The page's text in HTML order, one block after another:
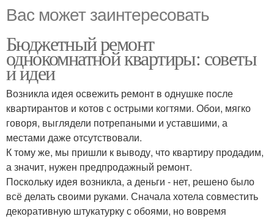
Вас может заинтересовать
Бюджетный ремонт
однокомнатной квартиры: советы
и идеи
Возникла идея освежить ремонт в однушке после
квартирантов и котов с острыми когтями. Обои, мягко
говоря, выглядели потрепаными и уставшими, а
местами даже отсутствовали.
К тому же, мы пришли к выводу, что квартиру продадим,
а значит, нужен предпродажный ремонт.
Поскольку идея возникла, а деньги - нет, решено было
всё делать своими руками. Сначала хотела совместить
декоративную штукатурку с обоями, но вовремя